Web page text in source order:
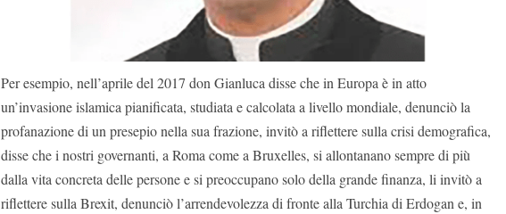
Per esempio, nell’aprile del 2017 don Gianluca disse che in Europa è in atto
un’invasione islamica pianificata, studiata e calcolata a livello mondiale, denunciò la
profanazione di un presepio nella sua frazione, invitò a riflettere sulla crisi demografica,
disse che i nostri governanti, a Roma come a Bruxelles, si allontanano sempre di più
dalla vita concreta delle persone e si preoccupano solo della grande finanza, li invitò a
riflettere sulla Brexit, denunciò l’arrendevolezza di fronte alla Turchia di Erdogan e, in